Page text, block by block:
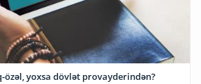
yoxsa dövlət provayderindən?